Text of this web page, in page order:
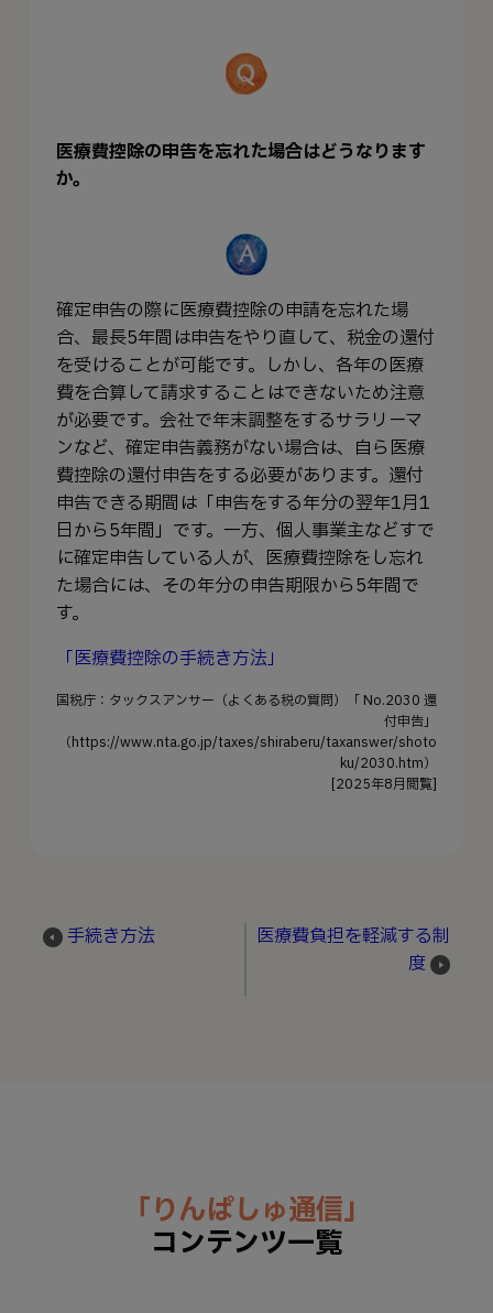
医療費控除の申告を忘れた場合はどうなります
か。
確定申告の際に医療費控除の申請を忘れた場
合、最長5年間は申告をやり直して、税金の還付
を受けることが可能です。しかし、各年の医療
費を合算して請求することはできないため注意
が必要です。会社で年末調整をするサラリーマ
ンなど、確定申告義務がない場合は、自ら医療
費控除の還付申告をする必要があります。還付
申告できる期間は「申告をする年分の翌年1月1
日から5年間」です。一方、個人事業主などすで
に確定申告している人が、医療費控除をし忘れ
た場合には、その年分の申告期限から5年間で
す。
「医療費控除の手続き方法」
国税庁：タックスアンサー（よくある税の質問）「 No.2030 還
付申告」
（https://www.nta.go.jp/taxes/shiraberu/taxanswer/shoto
ku/2030.htm）
[2025年8月閲覧]
手続き方法
医療費負担を軽減する制
度
「りんぱしゅ通信」
コンテンツ一覧